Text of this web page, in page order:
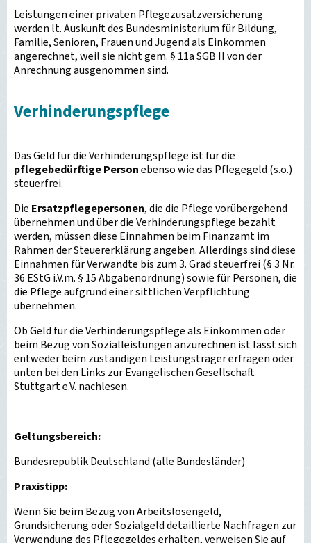
Leistungen einer privaten Pflegezusatzversicherung
werden lt. Auskunft des Bundesministerium für Bildung,
Familie, Senioren, Frauen und Jugend als Einkommen
angerechnet, weil sie nicht gem. § 11a SGB II von der
Anrechnung ausgenommen sind.
Verhinderungspflege
Das Geld für die Verhinderungspflege ist für die
pflegebedürftige Personebenso wie das Pflegegeld (s.o.)
steuerfrei.
Die Ersatzpflegepersonen, die die Pflege vorübergehend
übernehmen und über die Verhinderungspflege bezahlt
werden, müssen diese Einnahmen beim Finanzamt im
Rahmen der Steuererklärung angeben. Allerdings sind diese
Einnahmen für Verwandte bis zum 3. Grad steuerfrei (§ 3 Nr.
36 EStG i.V.m. § 15 Abgabenordnung) sowie für Personen, die
die Pflege aufgrund einer sittlichen Verpflichtung
übernehmen.
Ob Geld für die Verhinderungspflege als Einkommen oder
beim Bezug von Sozialleistungen anzurechnen ist lässt sich
entweder beim zuständigen Leistungsträger erfragen oder
unten bei den Links zur Evangelischen Gesellschaft
Stuttgart e.V. nachlesen.
Geltungsbereich:
Bundesrepublik Deutschland (alle Bundesländer)
Praxistipp:
Wenn Sie beim Bezug von Arbeitslosengeld,
Grundsicherung oder Sozialgeld detaillierte Nachfragen zur
Verwendung des Pflegegeldes erhalten, verweisen Sie auf